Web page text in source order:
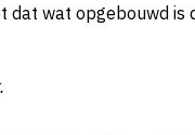
dat wat opgebouwd is